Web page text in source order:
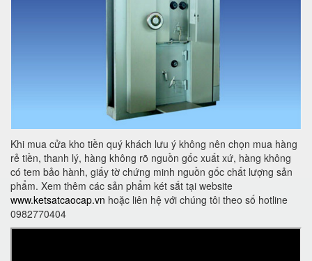
Khi mua cửa kho tiền quý khách lưu ý không nên chọn mua hàng
rẻ tiền, thanh lý, hàng không rõ nguồn gốc xuất xứ, hàng không
có tem bảo hành, giấy tờ chứng minh nguồn gốc chất lượng sản
phẩm. Xem thêm các sản phẩm két sắt tại website
www.ketsatcaocap.vn hoặc liên hệ với chúng tôi theo số hotline
0982770404